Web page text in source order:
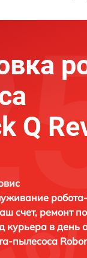
Q
счет, ремонт
курьера в день
пылесоса